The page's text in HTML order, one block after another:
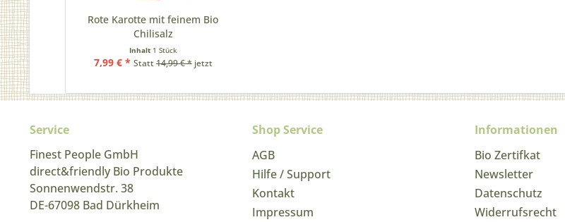
Rote Karotte mit feinem Bio
Chilisalz
Inhalt 1 Stück
7,99 € * Statt14,99 € *jetzt
Service
Finest People GmbH
direct&friendly Bio Produkte
Sonnenwendstr. 38
DE-67098 Bad Dürkheim
Shop Service
AGB
Hilfe / Support
Kontakt
Impressum
Informationen
Bio Zertifkat
Newsletter
Datenschutz
Widerrufsrecht